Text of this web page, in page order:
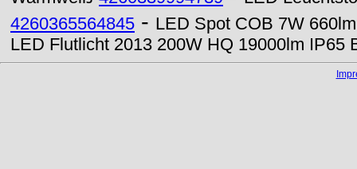
4260365564845 - LED Spot COB 7W
LED Flutlicht 2013 200W HQ 19000lm IP65